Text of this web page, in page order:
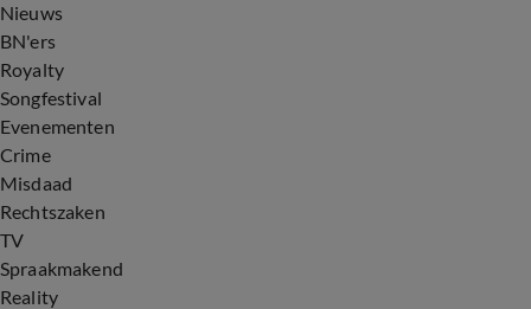
Nieuws
BN'ers
Royalty
Songfestival
Evenementen
Crime
Misdaad
Rechtszaken
TV
Spraakmakend
Reality